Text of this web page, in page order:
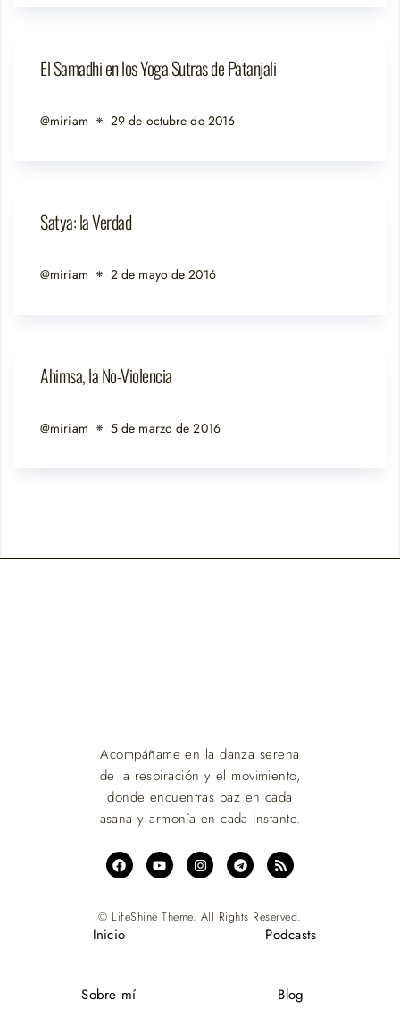
El Samadhi en los Yoga Sutras de Patanjali
@miriam 29 de octubre de 2016
Satya: la Verdad
@miriam 2 de mayo de 2016
Ahimsa, la No-Violencia
@miriam 5 de marzo de 2016
Acompáñame en la danza serena
de la respiración y el movimiento,
donde encuentras paz en cada
asana y armonía en cada instante.
© LifeShine Theme. All Rights Reserved.
Inicio
Sobre mí
Podcasts
Blog